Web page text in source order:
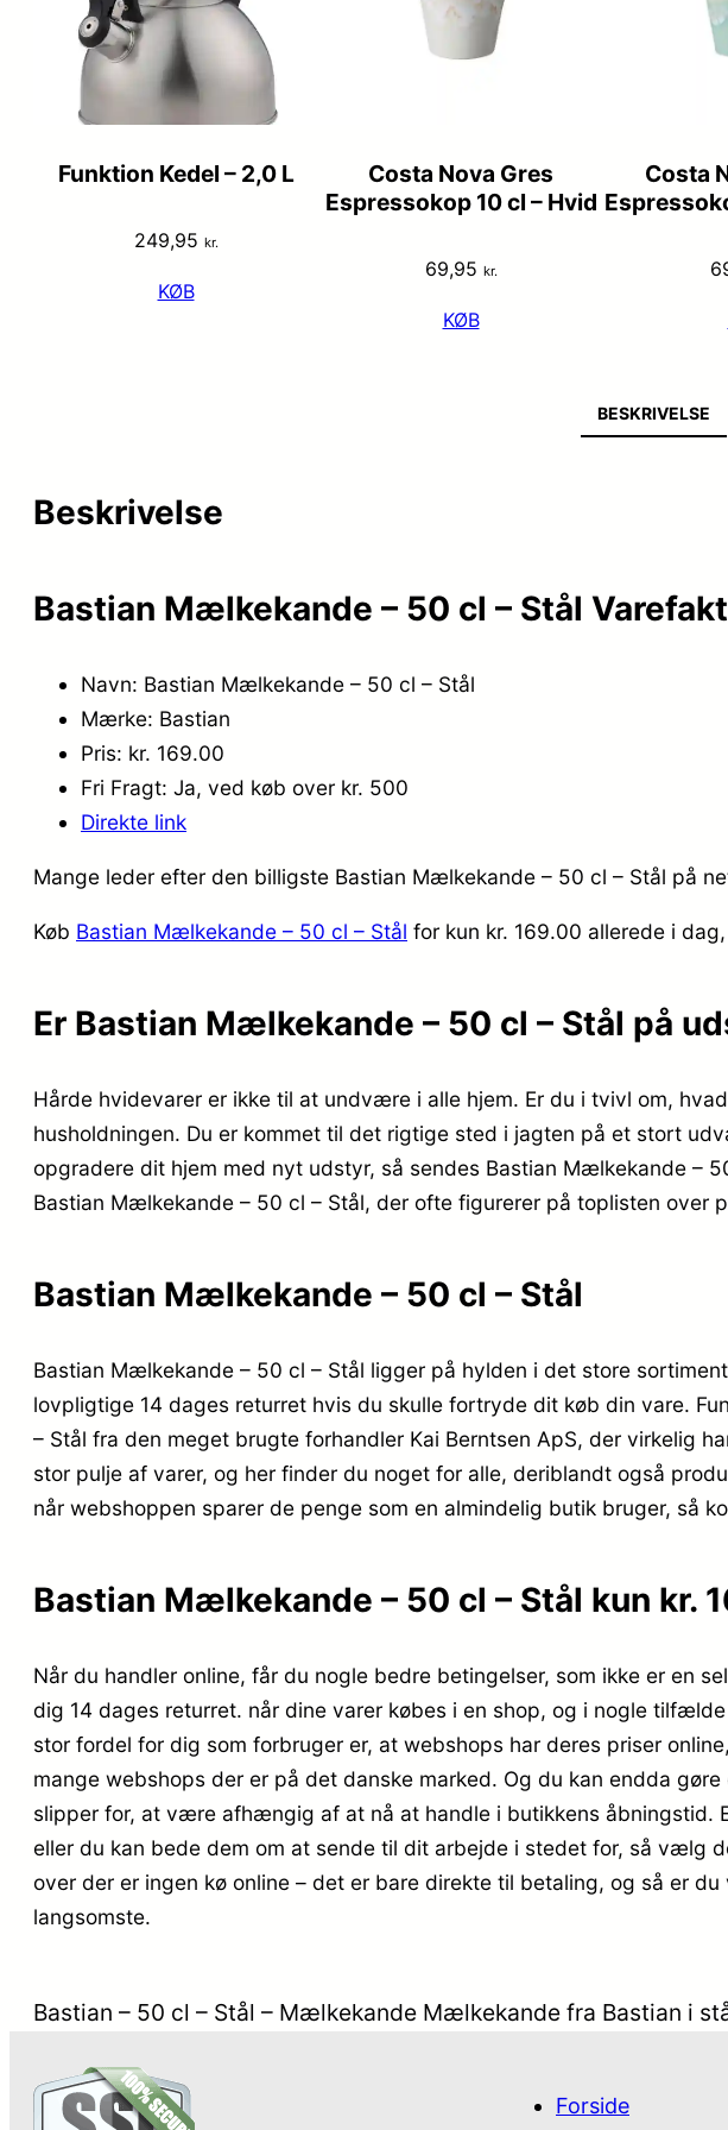
Funktion Kedel – 2,0 L
249,95 kr.
KØB
Costa Nova Gres
Espressokop 10 cl – Hvid
69,95 kr.
KØB
Costa
BESKRIVELSE
Beskrivelse
Bastian Mælkekande – 50 cl – Stål
Navn: Bastian Mælkekande – 50 cl – Stål
Mærke: Bastian
Pris: kr. 169.00
Fri Fragt: Ja, ved køb over kr. 500
Direkte link
Mange leder efter den billigste Bastian Mælkekande – 50 cl – Stål på
Køb Bastian Mælkekande – 50 cl – Stål for kun kr. 169.00 allerede i
Er Bastian Mælkekande – 50 cl – Stål på
Hårde hvidevarer er ikke til at undvære i alle hjem. Er du i tvivl om,
husholdningen. Du er kommet til det rigtige sted i jagten på et stort
opgradere dit hjem med nyt udstyr, så sendes Bastian Mælkekande
Bastian Mælkekande – 50 cl – Stål, der ofte figurerer på toplisten over
Bastian Mælkekande – 50 cl – Stål
Bastian Mælkekande – 50 cl – Stål ligger på hylden i det store
lovpligtige 14 dages returret hvis du skulle fortryde dit køb din vare.
– Stål fra den meget brugte forhandler Kai Berntsen ApS, der virkelig
stor pulje af varer, og her finder du noget for alle, deriblandt også
når webshoppen sparer de penge som en almindelig butik bruger, så
Bastian Mælkekande – 50 cl – Stål kun kr.
Når du handler online, får du nogle bedre betingelser, som ikke er en
dig 14 dages returret. når dine varer købes i en shop, og i nogle
stor fordel for dig som forbruger er, at webshops har deres priser
mange webshops der er på det danske marked. Og du kan endda
slipper for, at være afhængig af at nå at handle i butikkens åbningstid.
eller du kan bede dem om at sende til dit arbejde i stedet for, så vælg
over der er ingen kø online – det er bare direkte til betaling, og så er
langsomste.
Bastian – 50 cl – Stål – Mælkekande Mælkekande fra Bastian i
Forside